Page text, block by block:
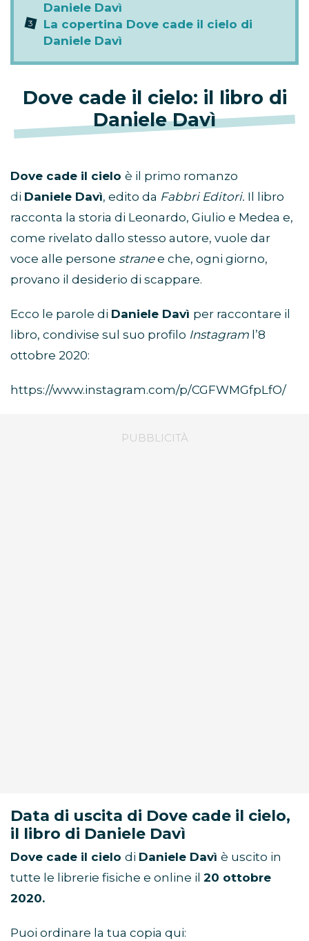
Daniele Davì
La copertina Dove cade il cielo di
Daniele Davì
Dove cade il cielo: il libro di
Daniele Davì
Dove cade il cielo è il primo romanzo
di Daniele Davì, edito da Fabbri Editori. Il libro
racconta la storia di Leonardo, Giulio e Medea e,
come rivelato dallo stesso autore, vuole dar
voce alle persone stranee che, ogni giorno,
provano il desiderio di scappare.
Ecco le parole di Daniele Davì per raccontare il
libro, condivise sul suo profilo Instagram l’8
ottobre 2020:
https://www.instagram.com/p/CGFWMGfpLfO/
Data di uscita di Dove cade il cielo,
il libro di Daniele Davì
Dove cade il cielo di Daniele Davì è uscito in
tutte le librerie fisiche e online il 20 ottobre
2020.
Puoi ordinare la tua copia qui: